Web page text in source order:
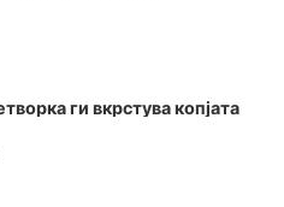
ги вкрстува копјата